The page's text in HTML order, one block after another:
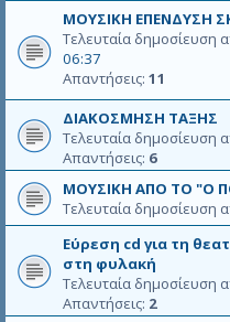
ΜΟΥΣΙΚΗ ΕΠΕΝΔΥΣΗ
Τελευταία δημοσίευση
06:37
Απαντήσεις: 11
ΔΙΑΚΟΣΜΗΣΗ ΤΑΞΗΣ
Τελευταία δημοσίευση
Απαντήσεις: 6
ΜΟΥΣΙΚΗ ΑΠΟ ΤΟ "Ο
Τελευταία δημοσίευση
Εύρεση cd για τη
στη φυλακή
Τελευταία δημοσίευση
Απαντήσεις: 2